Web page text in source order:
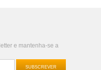
e mantenha-se a
SUBSCREVER